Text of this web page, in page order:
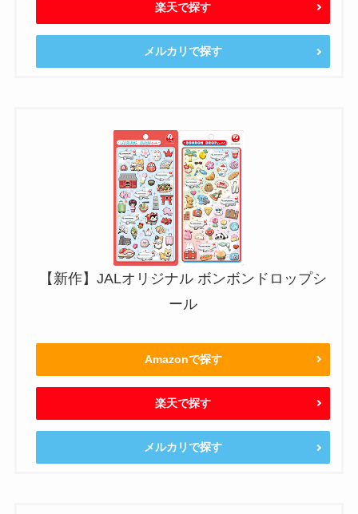
楽天で探す
メルカリで探す
【新作】JALオリジナル ボンボンドロップシ
ール
Amazonで探す
楽天で探す
メルカリで探す